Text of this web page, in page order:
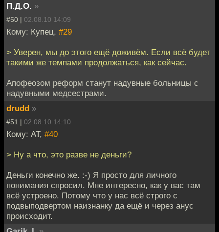
П.Д.О. »
#50 | 02.08.10 14:09
Кому: Купец, #29
> Уверен, мы до этого ещё доживём. Если всё будет
такими же темпами продолжаться, как сейчас.
Апофеозом реформ станут надувные больницы с
надувными медсестрами.
drudd »
#51 | 02.08.10 14:10
Кому: AT, #40
> Ну а что, это разве не деньги?
Деньги конечно же. :-) Я просто для личного
понимания спросил. Мне интересно, как у вас там
всё устроено. Потому что у нас всё строго с
подвыподвертом наизнанку да ещё и через анус
происходит.